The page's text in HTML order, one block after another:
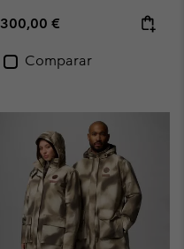
Regular price:
300,00 €
Comparar